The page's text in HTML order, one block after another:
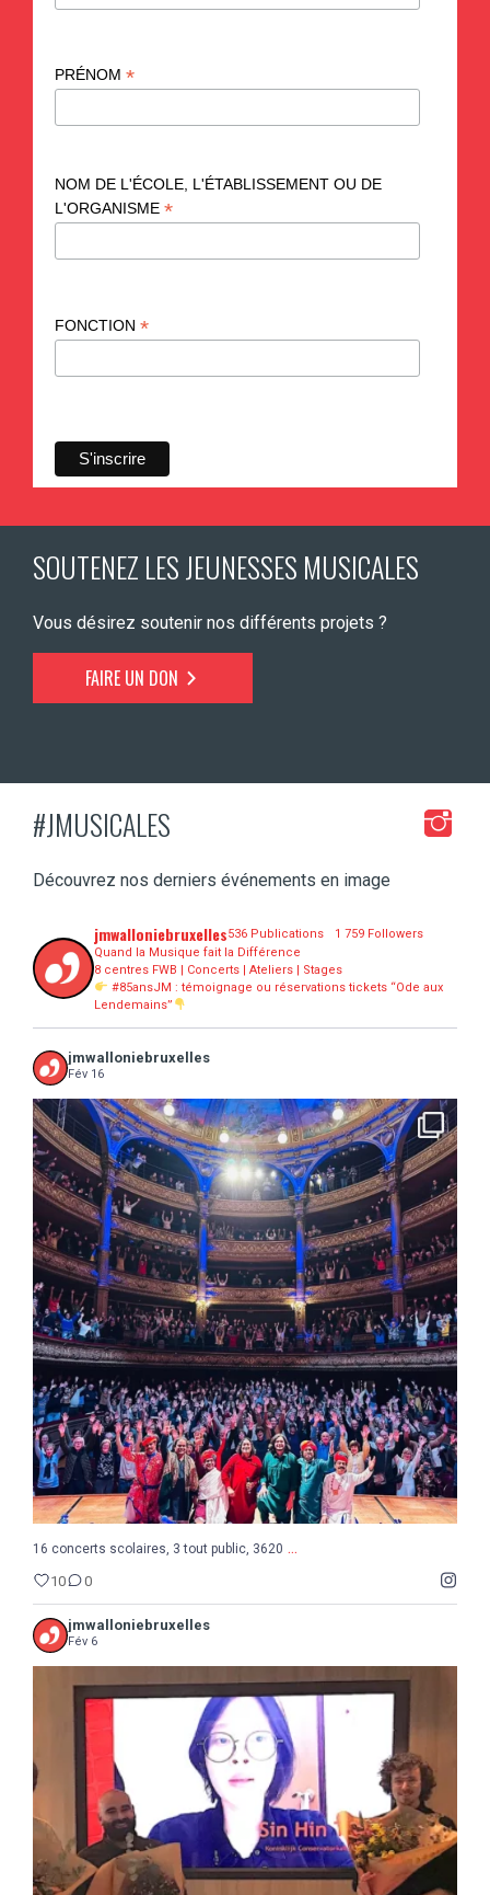
PRÉNOM *
NOM DE L'ÉCOLE, L'ÉTABLISSEMENT OU DE
L'ORGANISME *
FONCTION *
SOUTENEZ LES JEUNESSES MUSICALES
Vous désirez soutenir nos différents projets ?
FAIRE UN DON
#JMUSICALES
Découvrez nos derniers événements en image
jmwalloniebruxelles536 Publications
1 759 Followers
Quand la Musique fait la Différence
8 centres FWB | Concerts | Ateliers | Stages
#85ansJM : témoignage ou réservations tickets “Ode aux
Lendemains”
jmwalloniebruxelles
Fév 16
16 concerts scolaires, 3 tout public, 3620 ...
10 0
16 concerts scolaires, 3 tout public, 3620 ...
10 0
jmwalloniebruxelles
Fév 6
Semaine de la Musique belge, suite et fin avec le ...